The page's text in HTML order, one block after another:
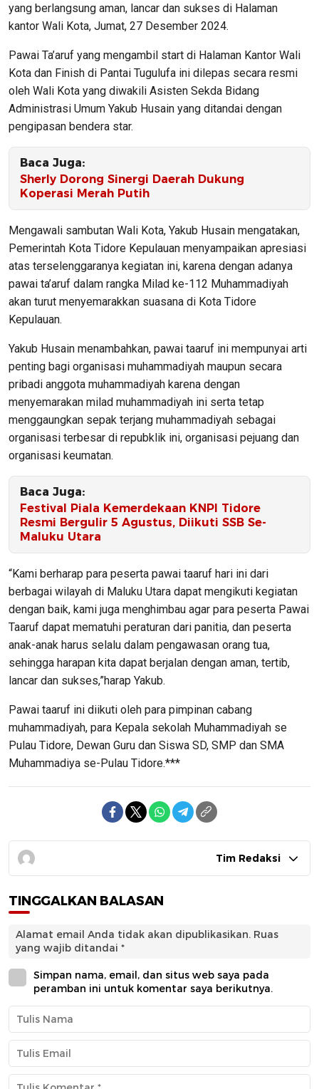
yang berlangsung aman, lancar dan sukses di Halaman
kantor Wali Kota, Jumat, 27 Desember 2024.
Pawai Ta’aruf yang mengambil start di Halaman Kantor Wali
Kota dan Finish di Pantai Tugulufa ini dilepas secara resmi
oleh Wali Kota yang diwakili Asisten Sekda Bidang
Administrasi Umum Yakub Husain yang ditandai dengan
pengipasan bendera star.
Baca Juga:
Sherly Dorong Sinergi Daerah Dukung
Koperasi Merah Putih
Mengawali sambutan Wali Kota, Yakub Husain mengatakan,
Pemerintah Kota Tidore Kepulauan menyampaikan apresiasi
atas terselenggaranya kegiatan ini, karena dengan adanya
pawai ta’aruf dalam rangka Milad ke-112 Muhammadiyah
akan turut menyemarakkan suasana di Kota Tidore
Kepulauan.
Yakub Husain menambahkan, pawai taaruf ini mempunyai arti
penting bagi organisasi muhammadiyah maupun secara
pribadi anggota muhammadiyah karena dengan
menyemarakan milad muhammadiyah ini serta tetap
menggaungkan sepak terjang muhammadiyah sebagai
organisasi terbesar di repubklik ini, organisasi pejuang dan
organisasi keumatan.
Baca Juga:
Festival Piala Kemerdekaan KNPI Tidore
Resmi Bergulir 5 Agustus, Diikuti SSB Se-
Maluku Utara
“Kami berharap para peserta pawai taaruf hari ini dari
berbagai wilayah di Maluku Utara dapat mengikuti kegiatan
dengan baik, kami juga menghimbau agar para peserta Pawai
Taaruf dapat mematuhi peraturan dari panitia, dan peserta
anak-anak harus selalu dalam pengawasan orang tua,
sehingga harapan kita dapat berjalan dengan aman, tertib,
lancar dan sukses,”harap Yakub.
Pawai taaruf ini diikuti oleh para pimpinan cabang
muhammadiyah, para Kepala sekolah Muhammadiyah se
Pulau Tidore, Dewan Guru dan Siswa SD, SMP dan SMA
Muhammadiya se-Pulau Tidore.***
Tim Redaksi
TINGGALKAN BALASAN
Alamat email Anda tidak akan dipublikasikan. Ruas
yang wajib ditandai *
Simpan nama, email, dan situs web saya pada
peramban ini untuk komentar saya berikutnya.